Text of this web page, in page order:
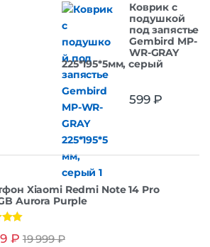
Коврик с
подушкой
под запястье
Gembird MP-
WR-GRAY
225*195*5мм, серый
599₽
Xiaomi Redmi Note 14 Pro
Aurora Purple
₽ 19 999₽